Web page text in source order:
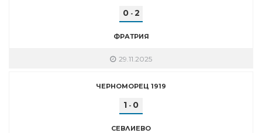
0- 2
ФРАТРИЯ
29.11.2025
ЧЕРНОМОРЕЦ 1919
1 - 0
СЕВЛИЕВО